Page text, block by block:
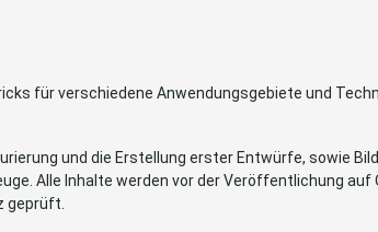
für verschiedene Anwendungsgebiete und
und die Erstellung erster Entwürfe, sowie
Alle Inhalte werden vor der Veröffentlichung auf
geprüft.